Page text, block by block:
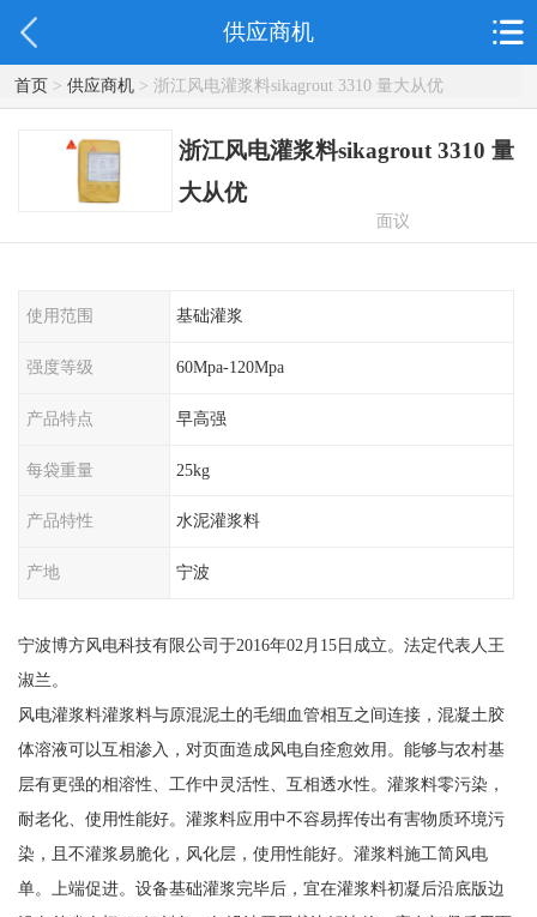
供应商机
首页> 供应商机> 浙江风电灌浆料sikagrout 3310 量大从优
浙江风电灌浆料sikagrout 3310 量
大从优
面议
使用范围 基础灌浆
强度等级 60Mpa-120Mpa
产品特点 早高强
每袋重量 25kg
产品特性 水泥灌浆料
产地 宁波
宁波博方风电科技有限公司于2016年02月15日成立。法定代表人王
淑兰。
风电灌浆料灌浆料与原混泥土的毛细血管相互之间连接，混凝土胶
体溶液可以互相渗入，对页面造成风电自痊愈效用。能够与农村基
层有更强的相溶性、工作中灵活性、互相透水性。灌浆料零污染，
耐老化、使用性能好。灌浆料应用中不容易挥传出有害物质环境污
染，且不灌浆易脆化，风化层，使用性能好。灌浆料施工简风电
单。上端促进。设备基础灌浆完毕后，宜在灌浆料初凝后沿底版边